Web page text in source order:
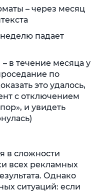
– через месяц
падает
в течение месяца у
по
это удалось,
с отключением
и увидеть
в сложности
всех рекламных
Однако
ситуаций: если